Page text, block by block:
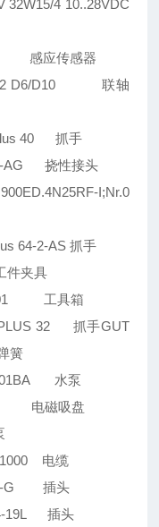
4 10..28VDC
应传感器
D6/D10 联轴
40 抓手
挠性接头
I;Nr.0
2-AS 抓手
具
工具箱
32 抓手GUT
水泵
电磁吸盘
电缆
G 插头
19L 插头